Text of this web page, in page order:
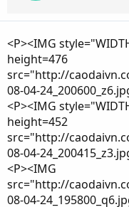
<P><IMG
height=476
src="http://
08-04-
<P><IMG
height=452
src="http://
08-04-
<P><IMG
src="http://
08-04-